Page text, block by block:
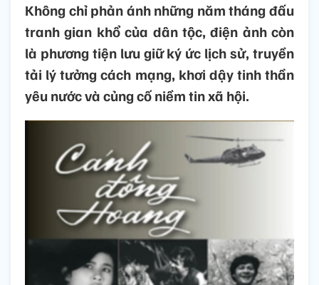
Không chỉ phản ánh những năm tháng đấu
tranh gian khổ của dân tộc, điện ảnh còn
là phương tiện lưu giữ ký ức lịch sử, truyền
tải lý tưởng cách mạng, khơi dậy tinh thần
yêu nước và củng cố niềm tin xã hội.